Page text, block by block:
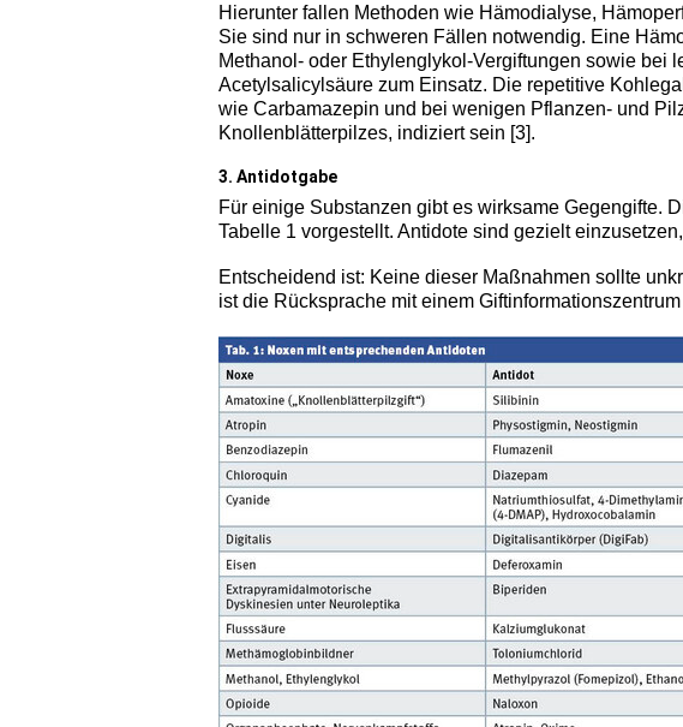
Hierunter fallen Methoden wie Hämodialyse,
Sie sind nur in schweren Fällen notwendig. Eine
Methanol- oder Ethylenglykol-Vergiftungen sowie bei
Acetylsalicylsäure zum Einsatz. Die repetitive
wie Carbamazepin und bei wenigen Pflanzen- und
Knollenblätterpilzes, indiziert sein [3].
3. Antidotgabe
Für einige Substanzen gibt es wirksame Gegengifte.
Tabelle 1 vorgestellt. Antidote sind gezielt
Entscheidend ist: Keine dieser Maßnahmen sollte
ist die Rücksprache mit einem